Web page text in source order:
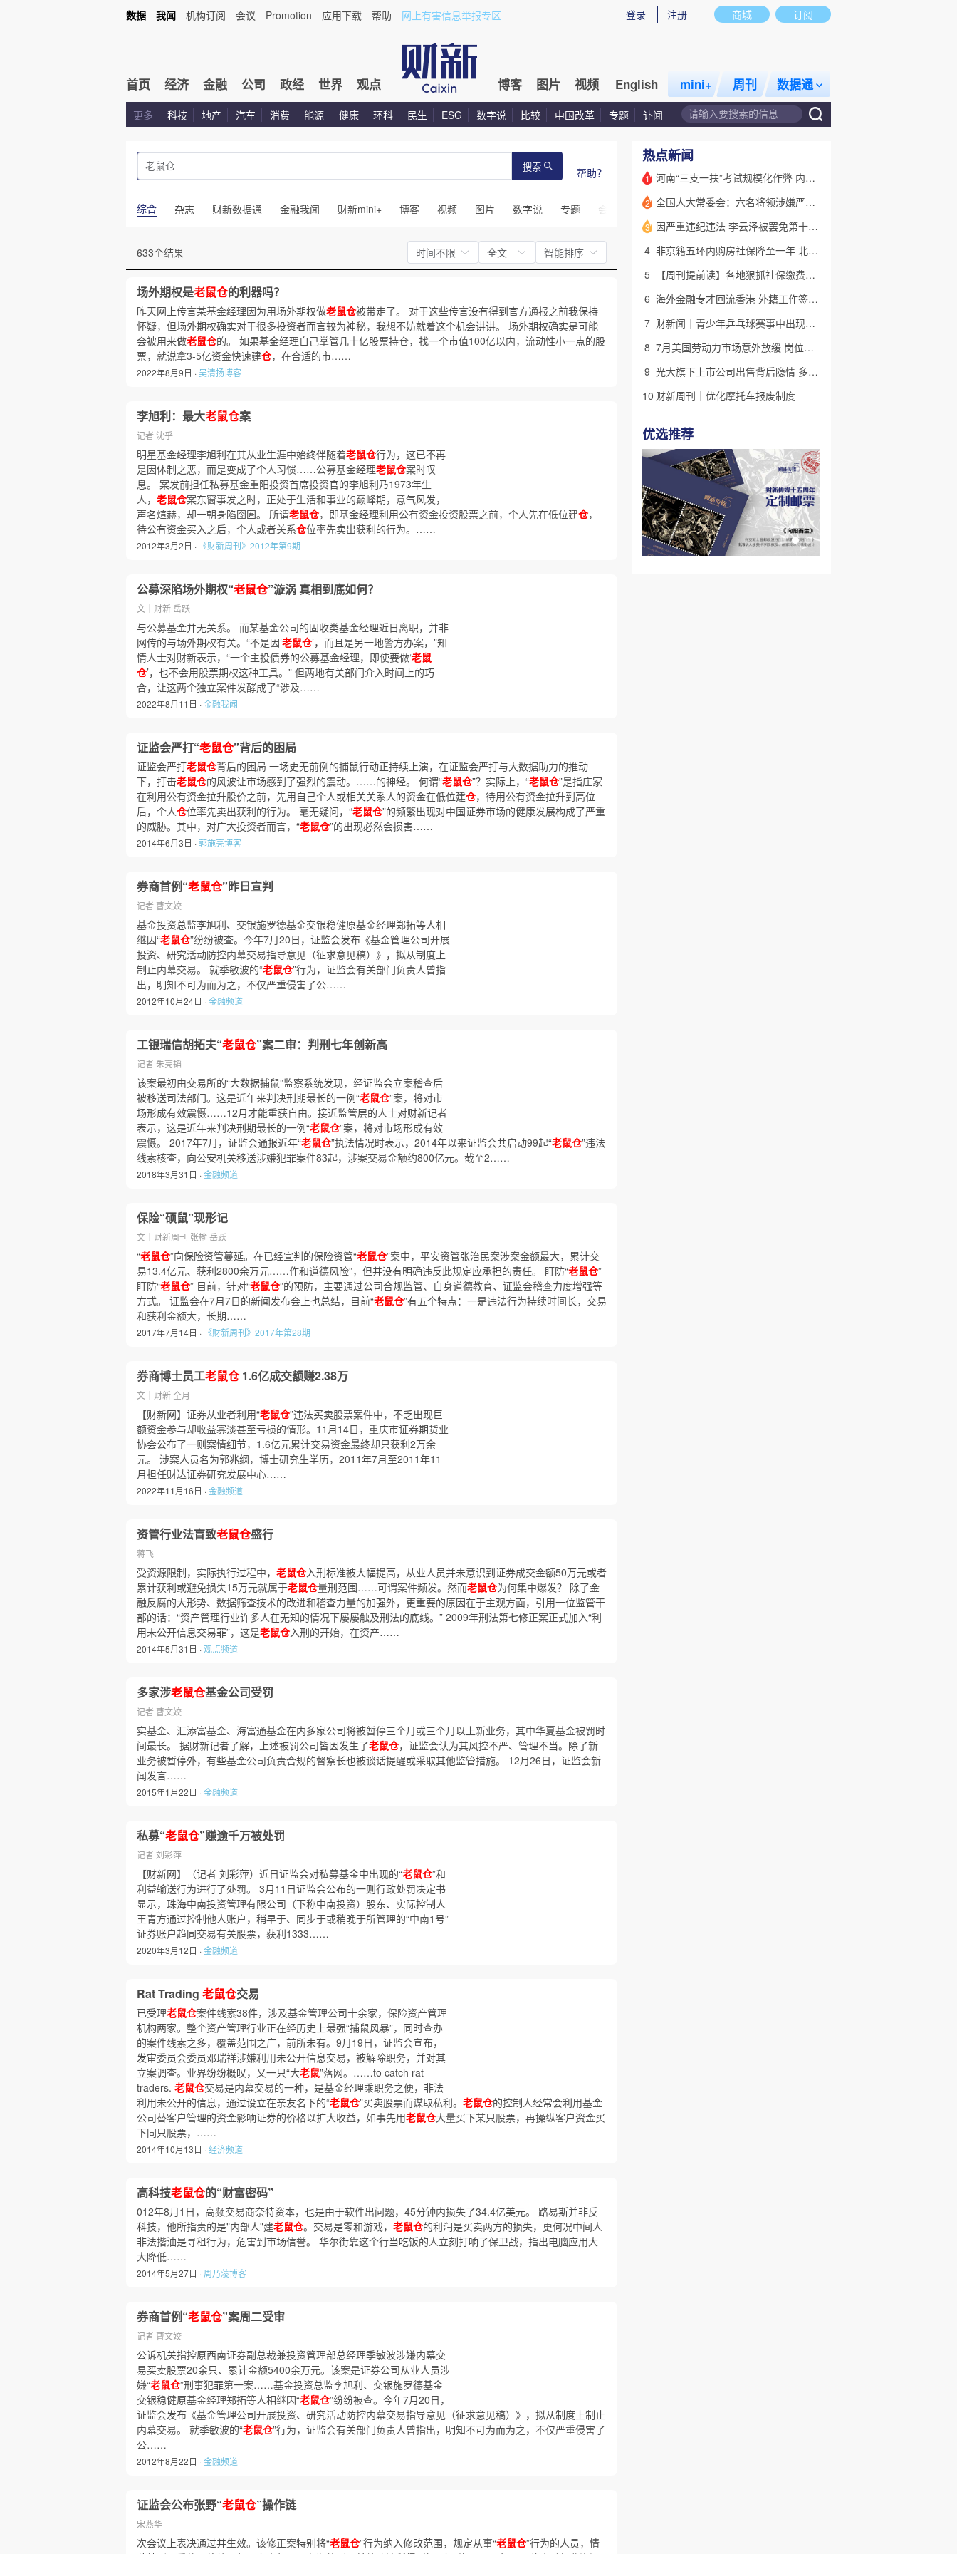
商城 订阅
登录 注册
数据 我闻 机构订阅 会议 Promotion 应用下载 帮助 网上有害信息举报专区
首页 经济 金融 公司 政经 世界 观点 博客 图片 视频 English mini+ 周刊 数据通
更多 科技 地产 汽车 消费 能源 健康 环科 民生 ESG 数字说 比较 中国改革 专题 讣闻
搜索 帮助？
综合 杂志 财新数据通 金融我闻 财新mini+ 博客 视频 图片 数字说 专题 会议 话题 特别呈现 私房课
633个结果 时间不限 全文 智能排序
场外期权是老鼠仓的利器吗？
昨天网上传言某基金经理因为用场外期权做老鼠仓被带走了。 对于这些传言没有得到官方通报之前我保持
怀疑，但场外期权确实对于很多投资者而言较为神秘，我想不妨就着这个机会讲讲。 场外期权确实是可能
会被用来做老鼠仓的。 如果基金经理自己掌管几十亿股票持仓，找一个市值100亿以内，流动性小一点的股
票，就说拿3-5亿资金快速建仓，在合适的市……
2022年8月9日 ·吴清扬博客
李旭利：最大老鼠仓案
记者 沈乎
明星基金经理李旭利在其从业生涯中始终伴随着老鼠仓行为，这已不再
是因体制之恶，而是变成了个人习惯……公募基金经理老鼠仓案时叹
息。 案发前担任私募基金重阳投资首席投资官的李旭利乃1973年生
人， 老鼠仓案东窗事发之时，正处于生活和事业的巅峰期，意气风发，
声名煊赫，却一朝身陷囹圄。 所谓老鼠仓，即基金经理利用公有资金投资股票之前，个人先在低位建仓，
待公有资金买入之后，个人或者关系仓位率先卖出获利的行为。……
2012年3月2日 · 《财新周刊》2012年第9期
公募深陷场外期权“老鼠仓”漩涡 真相到底如何？
文｜财新 岳跃
与公募基金并无关系。 而某基金公司的固收类基金经理近日离职，并非
网传的与场外期权有关。“不是因‘老鼠仓’，而且是另一地警方办案，”知
情人士对财新表示，“一个主投债券的公募基金经理，即使要做‘老鼠
仓’，也不会用股票期权这种工具。” 但两地有关部门介入时间上的巧
合，让这两个独立案件发酵成了“涉及……
2022年8月11日 ·金融我闻
证监会严打“老鼠仓”背后的困局
证监会严打老鼠仓背后的困局 一场史无前例的捕鼠行动正持续上演，在证监会严打与大数据助力的推动
下，打击老鼠仓的风波让市场感到了强烈的震动。……的神经。 何谓“老鼠仓”？实际上，“老鼠仓”是指庄家
在利用公有资金拉升股价之前，先用自己个人或相关关系人的资金在低位建仓，待用公有资金拉升到高位
后，个人仓位率先卖出获利的行为。 毫无疑问，“老鼠仓”的频繁出现对中国证券市场的健康发展构成了严重
的威胁。其中，对广大投资者而言，“老鼠仓”的出现必然会损害……
2014年6月3日 ·郭施亮博客
券商首例“老鼠仓”昨日宣判
记者 曹文姣
基金投资总监李旭利、交银施罗德基金交银稳健原基金经理郑拓等人相
继因“老鼠仓”纷纷被查。今年7月20日，证监会发布《基金管理公司开展
投资、研究活动防控内幕交易指导意见（征求意见稿）》，拟从制度上
制止内幕交易。 就季敏波的“老鼠仓”行为，证监会有关部门负责人曾指
出，明知不可为而为之，不仅严重侵害了公……
2012年10月24日 ·金融频道
工银瑞信胡拓夫“老鼠仓”案二审：判刑七年创新高
记者 朱亮韬
该案最初由交易所的“大数据捕鼠”监察系统发现，经证监会立案稽查后
被移送司法部门。这是近年来判决刑期最长的一例“老鼠仓”案，将对市
场形成有效震慑……12月才能重获自由。接近监管层的人士对财新记者
表示，这是近年来判决刑期最长的一例“老鼠仓”案，将对市场形成有效
震慑。 2017年7月，证监会通报近年“老鼠仓”执法情况时表示，2014年以来证监会共启动99起“老鼠仓”违法
线索核查，向公安机关移送涉嫌犯罪案件83起，涉案交易金额约800亿元。截至2……
2018年3月31日 ·金融频道
保险“硕鼠”现形记
文｜财新周刊 张榆 岳跃
“老鼠仓”向保险资管蔓延。在已经宣判的保险资管“老鼠仓”案中，平安资管张治民案涉案金额最大，累计交
易13.4亿元、获利2800余万元……作和道德风险”，但并没有明确违反此规定应承担的责任。 盯防“老鼠仓”
盯防“老鼠仓” 目前，针对“老鼠仓”的预防，主要通过公司合规监管、自身道德教育、证监会稽查力度增强等
方式。 证监会在7月7日的新闻发布会上也总结，目前“老鼠仓”有五个特点：一是违法行为持续时间长，交易
和获利金额大，长期……
2017年7月14日 · 《财新周刊》2017年第28期
券商博士员工老鼠仓1.6亿成交额赚2.38万
文｜财新 全月
【财新网】证券从业者利用“老鼠仓”违法买卖股票案件中，不乏出现巨
额资金参与却收益寡淡甚至亏损的情形。11月14日，重庆市证券期货业
协会公布了一则案情细节，1.6亿元累计交易资金最终却只获利2万余
元。 涉案人员名为郭兆纲，博士研究生学历，2011年7月至2011年11
月担任财达证券研究发展中心……
2022年11月16日 ·金融频道
资管行业法盲致老鼠仓盛行
蒋飞
受资源限制，实际执行过程中， 老鼠仓入刑标准被大幅提高，从业人员并未意识到证券成交金额50万元或者
累计获利或避免损失15万元就属于老鼠仓量刑范围……可谓案件频发。然而老鼠仓为何集中爆发？ 除了金
融反腐的大形势、数据筛查技术的改进和稽查力量的加强外，更重要的原因在于主观方面，引用一位监管干
部的话：“资产管理行业许多人在无知的情况下屡屡触及刑法的底线。” 2009年刑法第七修正案正式加入“利
用未公开信息交易罪”，这是老鼠仓入刑的开始，在资产……
2014年5月31日 ·观点频道
多家涉老鼠仓基金公司受罚
记者 曹文姣
实基金、汇添富基金、海富通基金在内多家公司将被暂停三个月或三个月以上新业务，其中华夏基金被罚时
间最长。 据财新记者了解，上述被罚公司皆因发生了老鼠仓，证监会认为其风控不严、管理不当。除了新
业务被暂停外，有些基金公司负责合规的督察长也被谈话提醒或采取其他监管措施。 12月26日，证监会新
闻发言……
2015年1月22日 ·金融频道
私募“老鼠仓”赚逾千万被处罚
记者 刘彩萍
【财新网】（记者 刘彩萍）近日证监会对私募基金中出现的“老鼠仓”和
利益输送行为进行了处罚。 3月11日证监会公布的一则行政处罚决定书
显示，珠海中南投资管理有限公司（下称中南投资）股东、实际控制人
王青方通过控制他人账户，稍早于、同步于或稍晚于所管理的“中南1号”
证券账户趋同交易有关股票，获利1333……
2020年3月12日 ·金融频道
Rat Trading 老鼠仓交易
已受理老鼠仓案件线索38件，涉及基金管理公司十余家，保险资产管理
机构两家。整个资产管理行业正在经历史上最强“捕鼠风暴”，同时查办
的案件线索之多，覆盖范围之广，前所未有。9月19日，证监会宣布，
发审委员会委员邓瑞祥涉嫌利用未公开信息交易，被解除职务，并对其
立案调查。业界纷纷概叹，又一只“大老鼠”落网。……to catch rat
traders. 老鼠仓交易是内幕交易的一种，是基金经理乘职务之便，非法
利用未公开的信息，通过设立在亲友名下的“老鼠仓”买卖股票而谋取私利。 老鼠仓的控制人经常会利用基金
公司替客户管理的资金影响证券的价格以扩大收益，如事先用老鼠仓大量买下某只股票，再操纵客户资金买
下同只股票，……
2014年10月13日 ·经济频道
高科技老鼠仓的“财富密码”
012年8月1日，高频交易商奈特资本，也是由于软件出问题，45分钟内损失了34.4亿美元。 路易斯并非反
科技，他所指责的是"内部人"建老鼠仓。交易是零和游戏， 老鼠仓的利润是买卖两方的损失，更何况中间人
非法揩油是寻租行为，危害到市场信誉。 华尔街靠这个行当吃饭的人立刻打响了保卫战，指出电脑应用大
大降低……
2014年5月27日 · 周乃蓤博客
券商首例“老鼠仓”案周二受审
记者 曹文姣
公诉机关指控原西南证券副总裁兼投资管理部总经理季敏波涉嫌内幕交
易买卖股票20余只、累计金额5400余万元。该案是证券公司从业人员涉
嫌“老鼠仓”刑事犯罪第一案……基金投资总监李旭利、交银施罗德基金
交银稳健原基金经理郑拓等人相继因“老鼠仓”纷纷被查。今年7月20日，
证监会发布《基金管理公司开展投资、研究活动防控内幕交易指导意见（征求意见稿）》，拟从制度上制止
内幕交易。 就季敏波的“老鼠仓”行为，证监会有关部门负责人曾指出，明知不可为而为之，不仅严重侵害了
公……
2012年8月22日 ·金融频道
证监会公布张野“老鼠仓”操作链
宋燕华
次会议上表决通过并生效。该修正案特别将“老鼠仓”行为纳入修改范围，规定从事“老鼠仓”行为的人员，情
热点新闻
1 河南“三支一扶”考试规模化作弊 内外勾结提前获取试卷
2 全国人大常委会：六名将领涉嫌严重违纪违法 被罢免全国人大代表
3
因严重违纪违法 李云泽被罢免第十四届全国人大代表职务
4
非京籍五环内购房社保降至一年 北京市公积金最高可贷340万元
5
【周刊提前读】各地狠抓社保缴费基数 合规与企业减负如何平衡？
6
海外金融专才回流香港 外籍工作签证翻倍
7
财新闻｜青少年乒乓球赛事中出现严重赛风赛纪问题，乒协发文
8
7月美国劳动力市场意外放缓 岗位减少2.3万个失业率降至4.1%
9
光大旗下上市公司出售背后隐情 多人卷入医疗腐败案被查
10 财新周刊｜优化摩托车报废制度
优选推荐